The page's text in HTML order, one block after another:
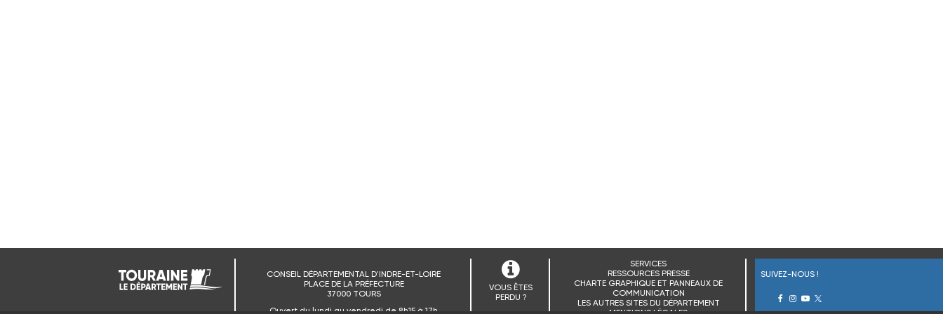
CONSEIL DÉPARTEMENTAL D'INDRE-ET-LOIRE
PLACE DE LA PRÉFECTURE
37000 TOURS
Ouvert du lundi au vendredi de 8h15 à 17h
VOUS ÊTES
PERDU ?
SERVICES
RESSOURCES PRESSE
CHARTE GRAPHIQUE ET PANNEAUX DE
COMMUNICATION
LES AUTRES SITES DU DÉPARTEMENT
SUIVEZ-NOUS !